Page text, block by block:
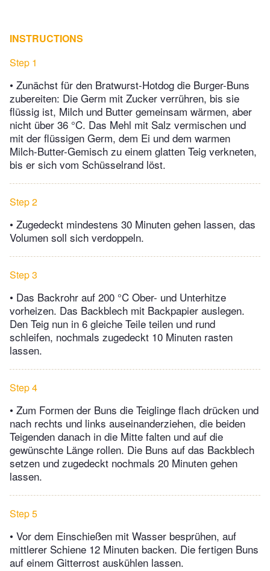
INSTRUCTIONS
Step 1
• Zunächst für den Bratwurst-Hotdog die Burger-Buns
zubereiten: Die Germ mit Zucker verrühren, bis sie
flüssig ist, Milch und Butter gemeinsam wärmen, aber
nicht über 36 °C. Das Mehl mit Salz vermischen und
mit der flüssigen Germ, dem Ei und dem warmen
Milch-Butter-Gemisch zu einem glatten Teig verkneten,
bis er sich vom Schüsselrand löst.
Step 2
• Zugedeckt mindestens 30 Minuten gehen lassen, das
Volumen soll sich verdoppeln.
Step 3
• Das Backrohr auf 200 °C Ober- und Unterhitze
vorheizen. Das Backblech mit Backpapier auslegen.
Den Teig nun in 6 gleiche Teile teilen und rund
schleifen, nochmals zugedeckt 10 Minuten rasten
lassen.
Step 4
• Zum Formen der Buns die Teiglinge flach drücken und
nach rechts und links auseinanderziehen, die beiden
Teigenden danach in die Mitte falten und auf die
gewünschte Länge rollen. Die Buns auf das Backblech
setzen und zugedeckt nochmals 20 Minuten gehen
lassen.
Step 5
• Vor dem Einschießen mit Wasser besprühen, auf
mittlerer Schiene 12 Minuten backen. Die fertigen Buns
auf einem Gitterrost auskühlen lassen.